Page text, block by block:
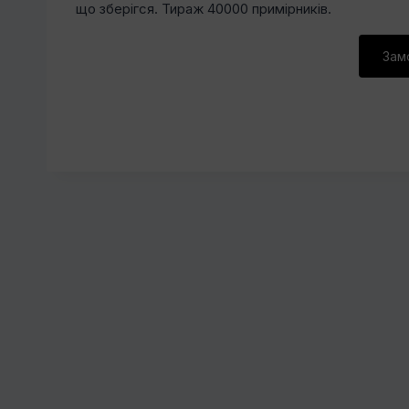
що зберігся. Тираж 40000 примірників.